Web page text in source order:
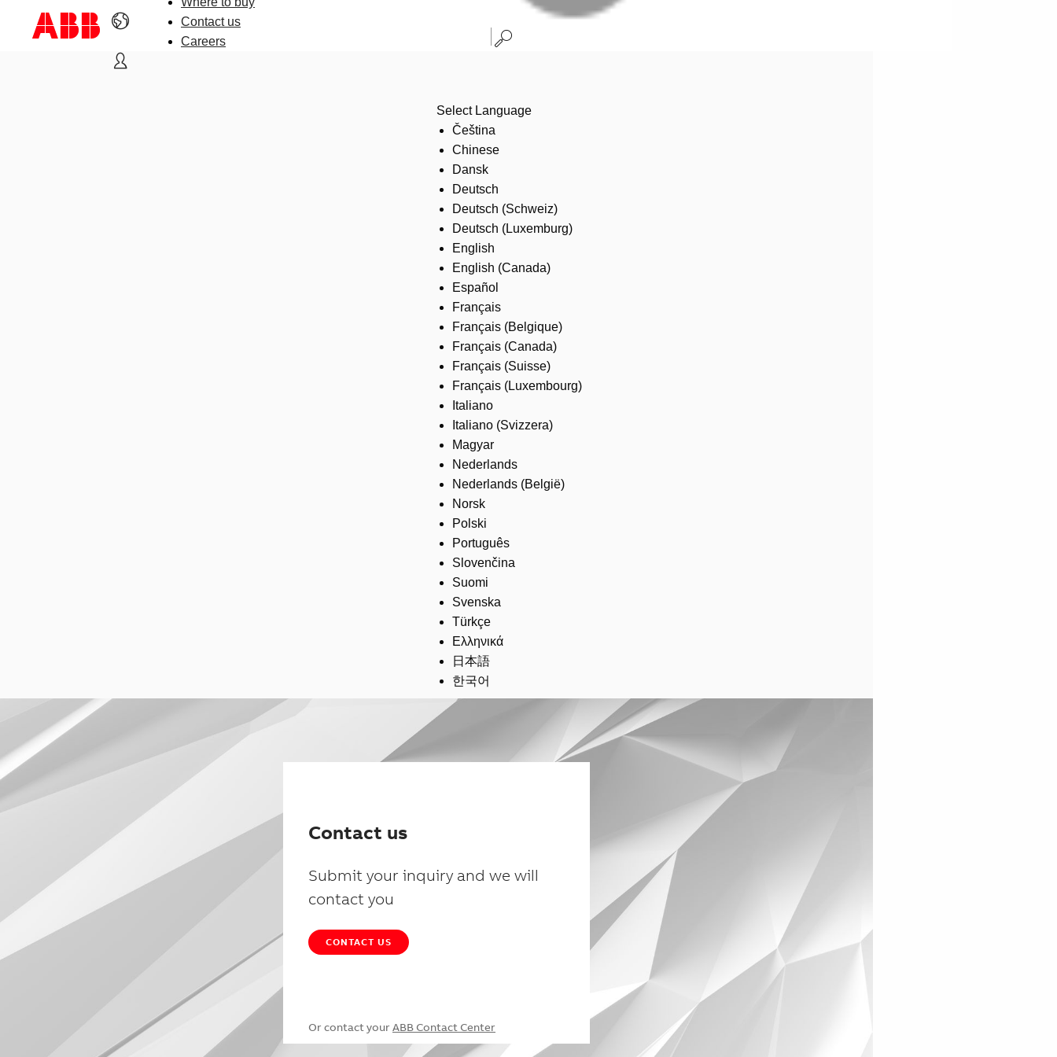
Contact us
Careers
Select Language
Čeština
Chinese
Dansk
Deutsch
Deutsch (Schweiz)
Deutsch (Luxemburg)
English
English (Canada)
Español
Français
Français (Belgique)
Français (Canada)
Français (Suisse)
Français (Luxembourg)
Italiano
Italiano (Svizzera)
Magyar
Nederlands
Nederlands (België)
Norsk
Polski
Português
Slovenčina
Suomi
Svenska
Türkçe
Ελληνικά
日本語
한국어
Contact us
Submit your inquiry and we will
contact you
CONTACT US
Or contact your ABB Contact Center